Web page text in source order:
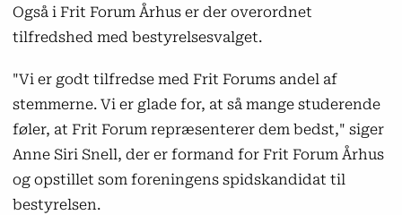
Også i Frit Forum Århus er der overordnet
tilfredshed med bestyrelsesvalget.
"Vi er godt tilfredse med Frit Forums andel af
stemmerne. Vi er glade for, at så mange studerende
føler, at Frit Forum repræsenterer dem bedst," siger
Anne Siri Snell, der er formand for Frit Forum Århus
og opstillet som foreningens spidskandidat til
bestyrelsen.